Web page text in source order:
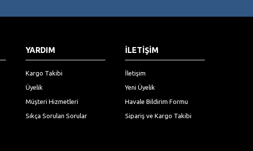
YARDIM
Kargo Takibi
Üyelik
Müşteri Hizmetleri
Sıkça Sorulan Sorular
İLETİŞİM
İletişim
Yeni Üyelik
Havale Bildirim Formu
Sipariş ve Kargo Takibi